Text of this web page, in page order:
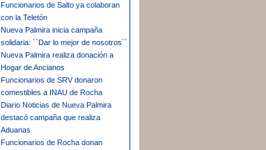
Funcionarios de Salto ya colaboran
con la Teletón
Nueva Palmira inicia campaña
solidaria: ``Dar lo mejor de nosotros´´
Nueva Palmira realiza donación a
Hogar de Ancianos
Funcionarios de SRV donaron
comestibles a INAU de Rocha
Diario Noticias de Nueva Palmira
destacó campaña que realiza
Aduanas
Funcionarios de Rocha donan